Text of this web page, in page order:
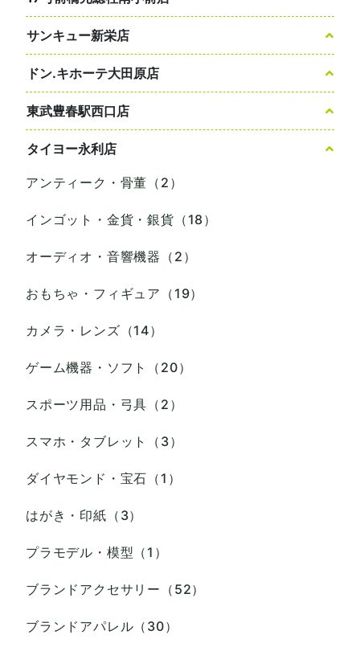
サンキュー新栄店
ドン.キホーテ大田原店
東武豊春駅西口店
タイヨー永利店
アンティーク・骨董（2）
インゴット・金貨・銀貨（18）
オーディオ・音響機器（2）
おもちゃ・フィギュア（19）
カメラ・レンズ（14）
ゲーム機器・ソフト（20）
スポーツ用品・弓具（2）
スマホ・タブレット（3）
ダイヤモンド・宝石（1）
はがき・印紙（3）
プラモデル・模型（1）
ブランドアクセサリー（52）
ブランドアパレル（30）